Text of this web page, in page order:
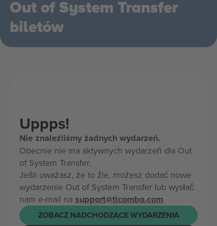
Out of System Transfer
biletów
Uppps!
Nie znaleźliśmy żadnych wydarzeń.
Obecnie nie ma aktywnych wydarzeń dla Out
of System Transfer.
Jeśli uważasz, że to źle, możesz dodać nowe
wydarzenie Out of System Transfer lub wysłać
nam e-mail na support@ticombo.com
ZOBACZ NADCHODZĄCE WYDARZENIA